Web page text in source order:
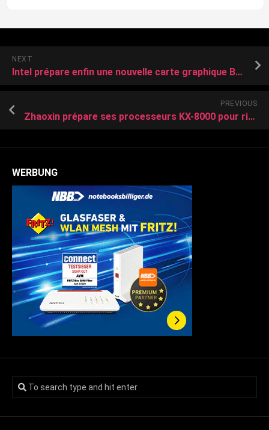
NEXT
Intel prépare enfin une nouvelle carte graphique Battlemage plus musclée
PREVIOUS
Zhaoxin prépare ses processeurs KX-8000 pour rivaliser avec AMD en 2026
WERBUNG